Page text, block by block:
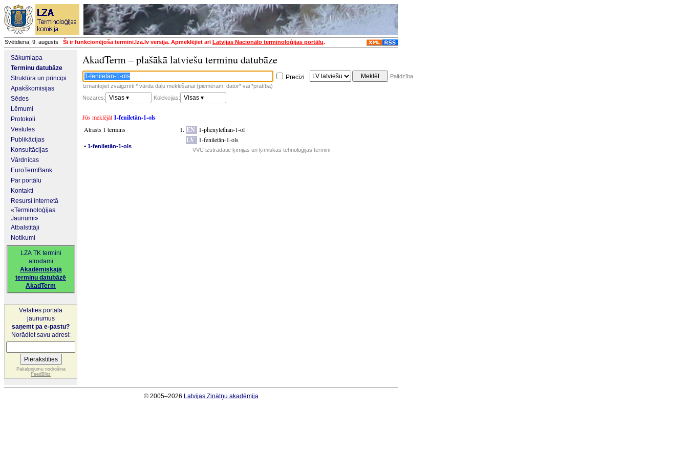
Svētdiena, 9. augusts Šī ir funkcionējoša termini.lza.lv versija. Apmeklējiet arīLatvijas Nacionālo terminoloģijas portālu.
Sākumlapa
Terminu datubāze
Struktūra un principi
Apakškomisijas
Sēdes
Lēmumi
Protokoli
Vēstules
Publikācijas
Konsultācijas
Vārdnīcas
EuroTermBank
Par portālu
Kontakti
Resursi internetā
«Terminoloģijas
Jaunumi»
Atbalstītāji
Notikumi
LZA TK termini
atrodami
Akadēmiskajā
terminu datubāzē
AkadTerm
Vēlaties portāla
jaunumus
saņemt pa e-pastu?
Norādiet savu adresi:
Pakalpojumu nodrošina
FeedBlitz
AkadTerm – plašākā latviešu terminu datubāze
Precīzi
Palīdzība
Izmantojiet zvaigznīti * vārda daļu meklēšanai (piemēram, dator* vai *pratība)
Nozares:
Visas ▾ Kolekcijas: Visas ▾
Jūs meklējāt 1-feniletān-1-ols
Atrasts 1 termins
▪ 1-feniletān-1-ols
EN 1-phenylethan-1-ol
LV 1-feniletān-1-ols
VVC izstrādātie ķīmijas un ķīmiskās tehnoloģijas termini
© 2005–2026 Latvijas Zinātņu akadēmija